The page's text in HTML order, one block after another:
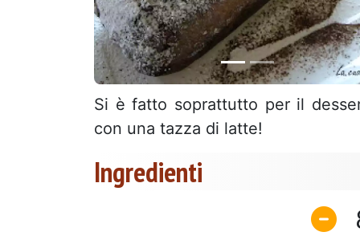
Si è fatto soprattutto per il
con una tazza di latte!
Ingredienti